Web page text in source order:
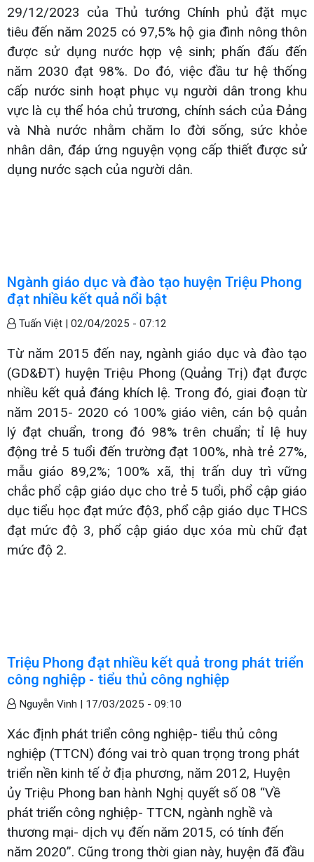
29/12/2023 của Thủ tướng Chính phủ đặt mục
tiêu đến năm 2025 có 97,5% hộ gia đình nông thôn
được sử dụng nước hợp vệ sinh; phấn đấu đến
năm 2030 đạt 98%. Do đó, việc đầu tư hệ thống
cấp nước sinh hoạt phục vụ người dân trong khu
vực là cụ thể hóa chủ trương, chính sách của Đảng
và Nhà nước nhằm chăm lo đời sống, sức khỏe
nhân dân, đáp ứng nguyện vọng cấp thiết được sử
dụng nước sạch của người dân.
Ngành giáo dục và đào tạo huyện Triệu Phong
đạt nhiều kết quả nổi bật
Tuấn Việt | 02/04/2025 - 07:12
Từ năm 2015 đến nay, ngành giáo dục và đào tạo
(GD&ĐT) huyện Triệu Phong (Quảng Trị) đạt được
nhiều kết quả đáng khích lệ. Trong đó, giai đoạn từ
năm 2015- 2020 có 100% giáo viên, cán bộ quản
lý đạt chuẩn, trong đó 98% trên chuẩn; tỉ lệ huy
động trẻ 5 tuổi đến trường đạt 100%, nhà trẻ 27%,
mẫu giáo 89,2%; 100% xã, thị trấn duy trì vững
chắc phổ cập giáo dục cho trẻ 5 tuổi, phổ cập giáo
dục tiểu học đạt mức độ3, phổ cập giáo dục THCS
đạt mức độ 3, phổ cập giáo dục xóa mù chữ đạt
mức độ 2.
Triệu Phong đạt nhiều kết quả trong phát triển
công nghiệp - tiểu thủ công nghiệp
Nguyễn Vinh | 17/03/2025 - 09:10
Xác định phát triển công nghiệp- tiểu thủ công
nghiệp (TTCN) đóng vai trò quan trọng trong phát
triển nền kinh tế ở địa phương, năm 2012, Huyện
ủy Triệu Phong ban hành Nghị quyết số 08 “Về
phát triển công nghiệp- TTCN, ngành nghề và
thương mại- dịch vụ đến năm 2015, có tính đến
năm 2020”. Cũng trong thời gian này, huyện đã đầu